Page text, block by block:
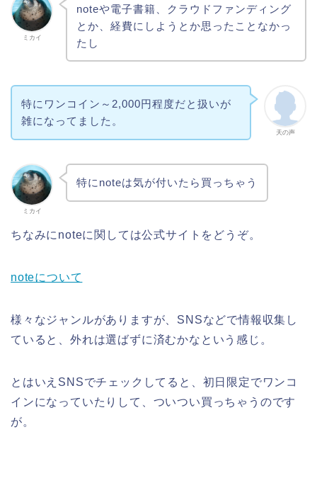
ミカイ
noteや電子書籍、クラウドファンディング
とか、経費にしようとか思ったことなかっ
たし
天の声
特にワンコイン～2,000円程度だと扱いが
雑になってました。
ミカイ
特にnoteは気が付いたら買っちゃう
ちなみにnoteに関しては公式サイトをどうぞ。
noteについて
様々なジャンルがありますが、SNSなどで情報収集し
ていると、外れは選ばずに済むかなという感じ。
とはいえSNSでチェックしてると、初日限定でワンコ
インになっていたりして、ついつい買っちゃうのです
が。